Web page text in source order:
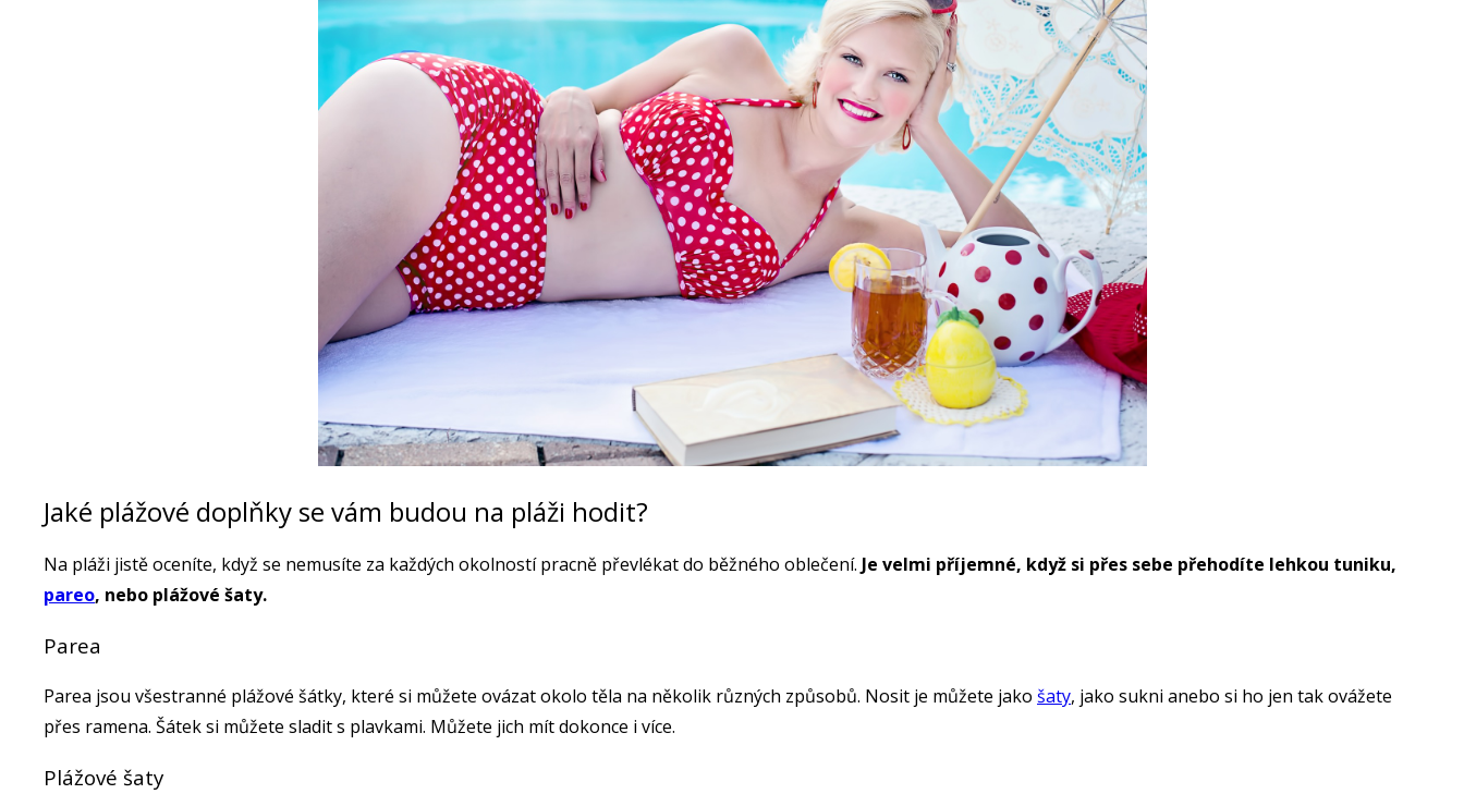
Jaké plážové doplňky se vám budou na pláži hodit?
Na pláži jistě oceníte, když se nemusíte za každých okolností pracně převlékat do běžného oblečení. Je velmi příjemné, když si přes sebe přehodíte lehkou tuniku,
pareo, nebo plážové šaty.
Parea
Parea jsou všestranné plážové šátky, které si můžete ovázat okolo těla na několik různých způsobů. Nosit je můžete jako šaty, jako sukni anebo si ho jen tak ovážete
přes ramena. Šátek si můžete sladit s plavkami. Můžete jich mít dokonce i více.
Plážové šaty